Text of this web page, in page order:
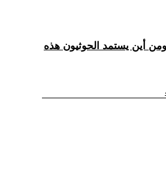
أين يستمد الحوثيون هذه